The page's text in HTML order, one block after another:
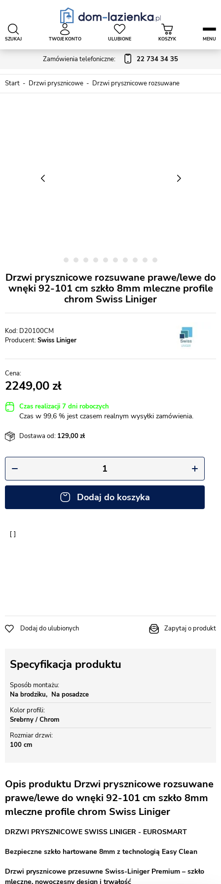
Zamówienia telefoniczne: 22 734 34 35
SZUKAJ TWOJE KONTO ULUBIONE KOSZYK MENU
Start Drzwi prysznicowe Drzwi prysznicowe rozsuwane
Drzwi prysznicowe rozsuwane prawe/lewe do
wnęki 92-101 cm szkło 8mm mleczne profile
chrom Swiss Liniger
D20100CM
Producent:Swiss Liniger
2249,00
Czas realizacji 7 dni roboczych
Czas w 99,6 % jest czasem realnym wysyłki zamówienia.
Dostawa od: 129,00
Dodaj do koszyka
Dodaj do ulubionych Zapytaj o produkt
Specyfikacja produktu
Sposób montażu
Na brodziku
Na posadzce
Kolor profili
Srebrny / Chrom
Rozmiar drzwi
100 cm
Opis produktu Drzwi prysznicowe rozsuwane
prawe/lewe do wnęki 92-101 cm szkło 8mm
mleczne profile chrom Swiss Liniger
DRZWI PRYSZNICOWE SWISS LINIGER - EUROSMART
Bezpieczne szkło hartowane 8mm z technologią Easy Clean
Drzwi prysznicowe przesuwne Swiss-Liniger Premium – szkło
mleczne, nowoczesny design i trwałość